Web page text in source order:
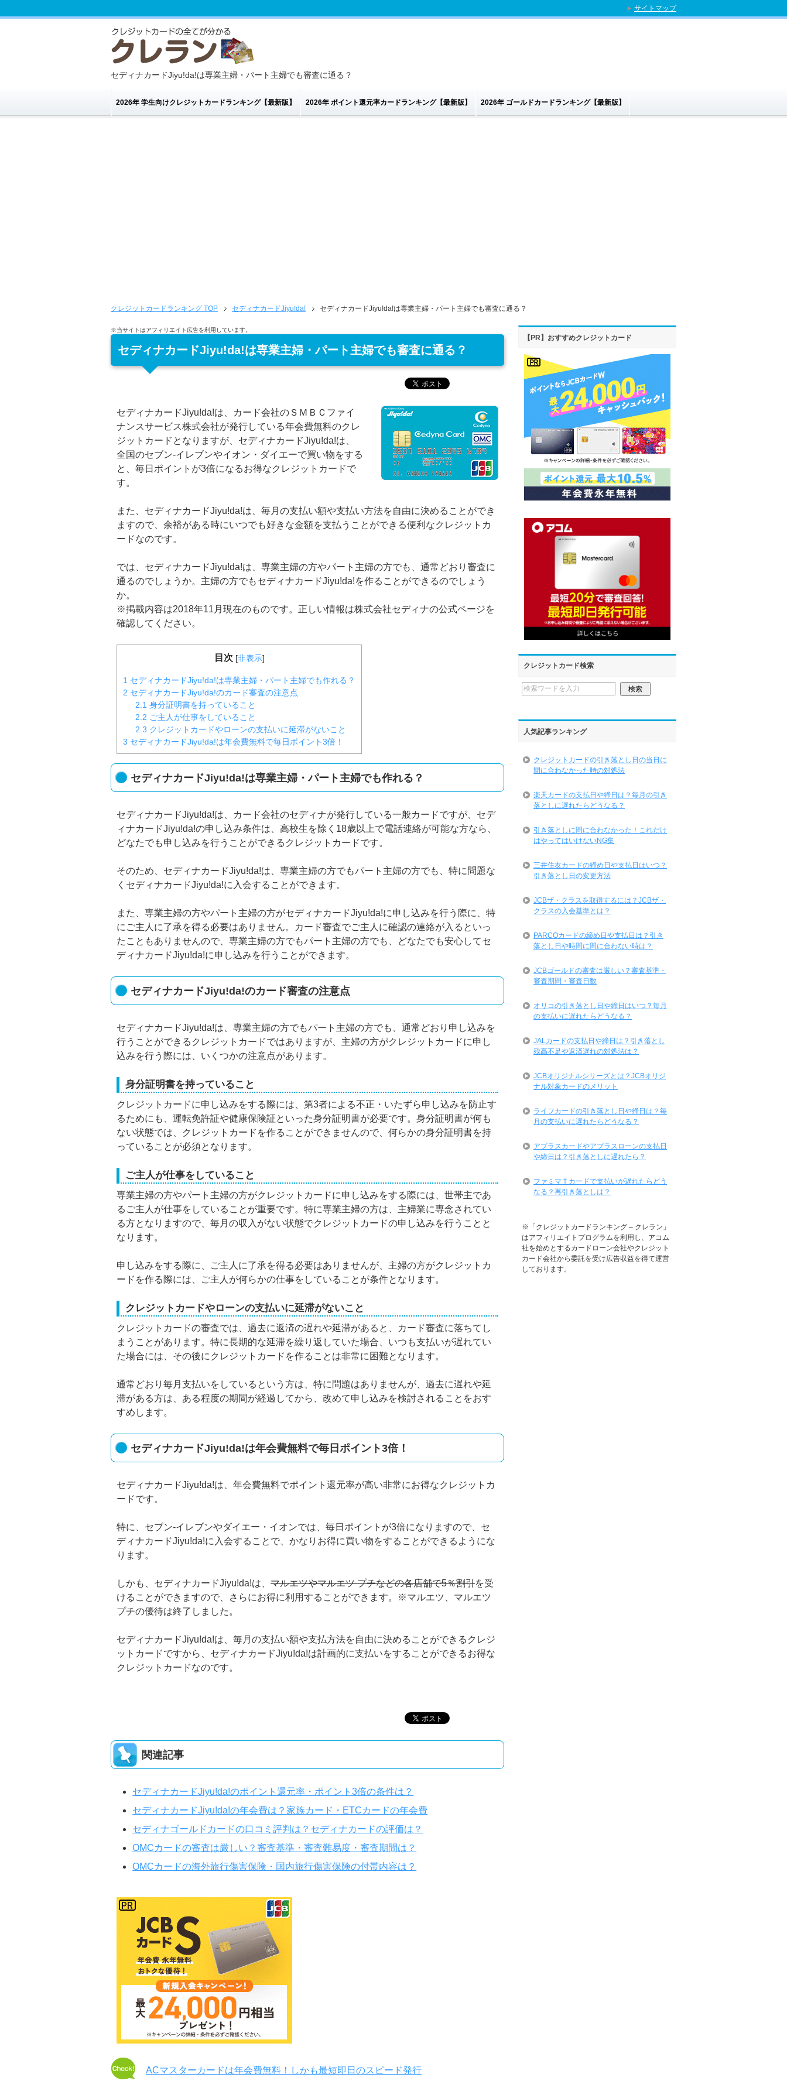
セディナカードJiyu!da!は専業主婦・パート主婦でも審査に通る？
2026年 学生向けクレジットカードランキング【最新版】 2026年 ポイント還元率カードランキング【最新版】 2026年 ゴールドカードランキング【最新版】
クレジットカードランキング TOP セディナカードJiyu!da! セディナカードJiyu!da!は専業主婦・パート主婦でも審査に通る？
※当サイトはアフィリエイト広告を利用しています。
セディナカードJiyu!da!は専業主婦・パート主婦でも審査に通る？
セディナカードJiyu!da!は、カード会社のＳＭＢＣファイ
ナンスサービス株式会社が発行している年会費無料のクレ
ジットカードとなりますが、セディナカードJiyu!da!は、
全国のセブン-イレブンやイオン・ダイエーで買い物をする
と、毎日ポイントが3倍になるお得なクレジットカードで
す。
また、セディナカードJiyu!da!は、毎月の支払い額や支払い方法を自由に決めることができ
ますので、余裕がある時にいつでも好きな金額を支払うことができる便利なクレジットカ
ードなのです。
では、セディナカードJiyu!da!は、専業主婦の方やパート主婦の方でも、通常どおり審査に
通るのでしょうか。主婦の方でもセディナカードJiyu!da!を作ることができるのでしょう
か。
※掲載内容は2018年11月現在のものです。正しい情報は株式会社セディナの公式ページを
確認してください。
目次 [非表示]
1 セディナカードJiyu!da!は専業主婦・パート主婦でも作れる？
2 セディナカードJiyu!da!のカード審査の注意点
2.1 身分証明書を持っていること
2.2 ご主人が仕事をしていること
2.3 クレジットカードやローンの支払いに延滞がないこと
3 セディナカードJiyu!da!は年会費無料で毎日ポイント3倍！
セディナカードJiyu!da!は専業主婦・パート主婦でも作れる？
セディナカードJiyu!da!は、カード会社のセディナが発行している一般カードですが、セデ
ィナカードJiyu!da!の申し込み条件は、高校生を除く18歳以上で電話連絡が可能な方なら、
どなたでも申し込みを行うことができるクレジットカードです。
そのため、セディナカードJiyu!da!は、専業主婦の方でもパート主婦の方でも、特に問題な
くセディナカードJiyu!da!に入会することができます。
また、専業主婦の方やパート主婦の方がセディナカードJiyu!da!に申し込みを行う際に、特
にご主人に了承を得る必要はありません。カード審査でご主人に確認の連絡が入るといっ
たこともありませんので、専業主婦の方でもパート主婦の方でも、どなたでも安心してセ
ディナカードJiyu!da!に申し込みを行うことができます。
セディナカードJiyu!da!のカード審査の注意点
セディナカードJiyu!da!は、専業主婦の方でもパート主婦の方でも、通常どおり申し込みを
行うことができるクレジットカードではありますが、主婦の方がクレジットカードに申し
込みを行う際には、いくつかの注意点があります。
身分証明書を持っていること
クレジットカードに申し込みをする際には、第3者による不正・いたずら申し込みを防止す
るためにも、運転免許証や健康保険証といった身分証明書が必要です。身分証明書が何も
ない状態では、クレジットカードを作ることができませんので、何らかの身分証明書を持
っていることが必須となります。
ご主人が仕事をしていること
専業主婦の方やパート主婦の方がクレジットカードに申し込みをする際には、世帯主であ
るご主人が仕事をしていることが重要です。特に専業主婦の方は、主婦業に専念されてい
る方となりますので、毎月の収入がない状態でクレジットカードの申し込みを行うことと
なります。
申し込みをする際に、ご主人に了承を得る必要はありませんが、主婦の方がクレジットカ
ードを作る際には、ご主人が何らかの仕事をしていることが条件となります。
クレジットカードやローンの支払いに延滞がないこと
クレジットカードの審査では、過去に返済の遅れや延滞があると、カード審査に落ちてし
まうことがあります。特に長期的な延滞を繰り返していた場合、いつも支払いが遅れてい
た場合には、その後にクレジットカードを作ることは非常に困難となります。
通常どおり毎月支払いをしているという方は、特に問題はありませんが、過去に遅れや延
滞がある方は、ある程度の期間が経過してから、改めて申し込みを検討されることをおす
すめします。
セディナカードJiyu!da!は年会費無料で毎日ポイント3倍！
セディナカードJiyu!da!は、年会費無料でポイント還元率が高い非常にお得なクレジットカ
ードです。
特に、セブン-イレブンやダイエー・イオンでは、毎日ポイントが3倍になりますので、セ
ディナカードJiyu!da!に入会することで、かなりお得に買い物をすることができるようにな
ります。
しかも、セディナカードJiyu!da!は、 マルエツやマルエツ プチなどの各店舗で5％割引を受
けることができますので、さらにお得に利用することができます。※マルエツ、マルエツ
プチの優待は終了しました。
セディナカードJiyu!da!は、毎月の支払い額や支払方法を自由に決めることができるクレジ
ットカードですから、セディナカードJiyu!da!は計画的に支払いをすることができるお得な
クレジットカードなのです。
関連記事
セディナカードJiyu!da!のポイント還元率・ポイント3倍の条件は？
セディナカードJiyu!da!の年会費は？家族カード・ETCカードの年会費
セディナゴールドカードの口コミ評判は？セディナカードの評価は？
OMCカードの審査は厳しい？審査基準・審査難易度・審査期間は？
OMCカードの海外旅行傷害保険・国内旅行傷害保険の付帯内容は？
ACマスターカードは年会費無料！しかも最短即日のスピード発行
【PR】おすすめクレジットカード
クレジットカード検索
人気記事ランキング
クレジットカードの引き落とし日の当日に
間に合わなかった時の対処法
楽天カードの支払日や締日は？毎月の引き
落としに遅れたらどうなる？
引き落としに間に合わなかった！これだけ
はやってはいけないNG集
三井住友カードの締め日や支払日はいつ？
引き落とし日の変更方法
JCBザ・クラスを取得するには？JCBザ・
クラスの入会基準とは？
PARCOカードの締め日や支払日は？引き
落とし日や時間に間に合わない時は？
JCBゴールドの審査は厳しい？審査基準・
審査期間・審査日数
オリコの引き落とし日や締日はいつ？毎月
の支払いに遅れたらどうなる？
JALカードの支払日や締日は？引き落とし
残高不足や返済遅れの対処法は？
JCBオリジナルシリーズとは？JCBオリジ
ナル対象カードのメリット
ライフカードの引き落とし日や締日は？毎
月の支払いに遅れたらどうなる？
アプラスカードやアプラスローンの支払日
や締日は？引き落としに遅れたら？
ファミマＴカードで支払いが遅れたらどう
なる？再引き落としは？
※「クレジットカードランキング – クレラン」
はアフィリエイトプログラムを利用し、アコム
社を始めとするカードローン会社やクレジット
カード会社から委託を受け広告収益を得て運営
しております。
サイトマップ